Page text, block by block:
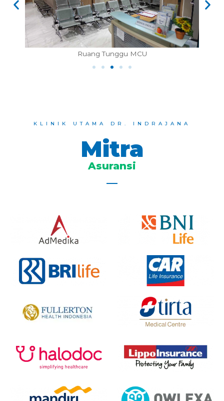
Ruang Tunggu Farmasi
KLINIK UTAMA DR. INDRAJANA
Mitra
Asuransi